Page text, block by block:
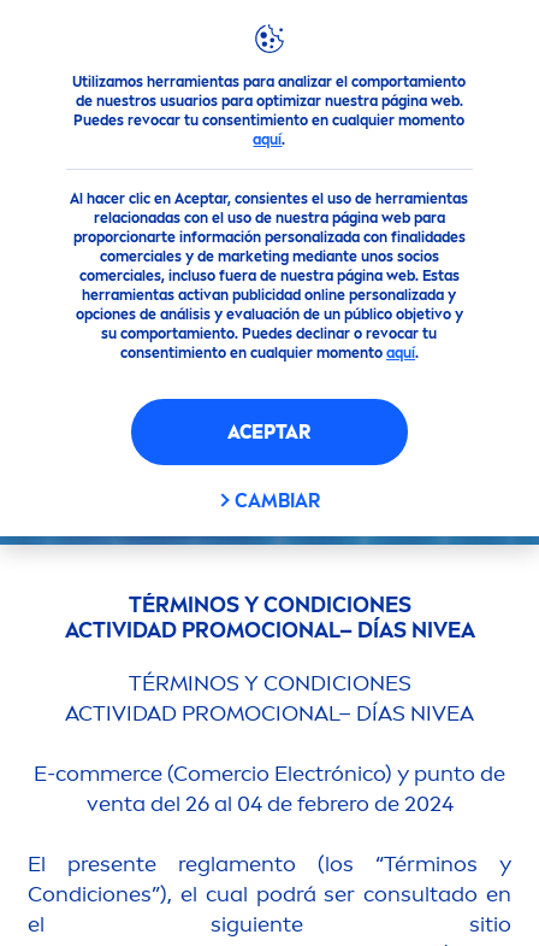
Utilizamos herramientas para analizar el comportamiento
de nuestros usuarios para optimizar nuestra página web.
Puedes revocar tu consentimiento en cualquier momento
aquí.
Al hacer clic en Aceptar, consientes el uso de herramientas
relacionadas con el uso de nuestra página web para
proporcionarte información personalizada con finalidades
comerciales y de marketing mediante unos socios
comerciales, incluso fuera de nuestra página web. Estas
herramientas activan publicidad online personalizada y
opciones de análisis y evaluación de un público objetivo y
su comportamiento. Puedes declinar o revocar tu
consentimiento en cualquier momento aquí.
ACEPTAR
CAMBIAR
NIVEAuna marca de confianza NiveaDays Términos y
TÉRMINOS Y CONDICIONES
ACTIVIDAD PROMOCIONAL– DÍAS NIVEA
TÉRMINOS Y CONDICIONES
ACTIVIDAD PROMOCIONAL– DÍAS NIVEA
E-commerce (Comercio Electrónico) y punto de
venta del 26 al 04 de febrero de 2024
El presente reglamento (los “Términos y
Condiciones”), el cual podrá ser consultado en
el siguiente sitio